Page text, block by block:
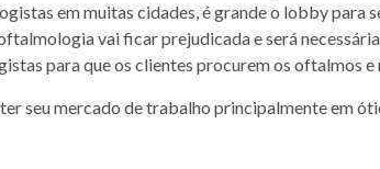
em muitas cidades, é grande o lobby para
vai ficar prejudicada e será
para que os clientes procurem os oftalmos
seu mercado de trabalho principalmente em